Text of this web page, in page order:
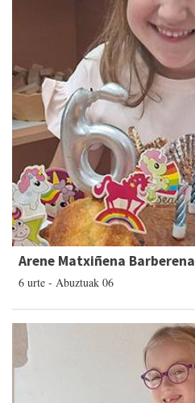
Arene Matxiñena Barberena
6 urte - Abuztuak 06